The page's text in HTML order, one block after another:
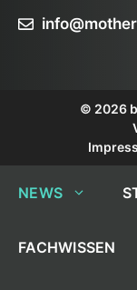
© 2026
NEWS
FACHWISSEN